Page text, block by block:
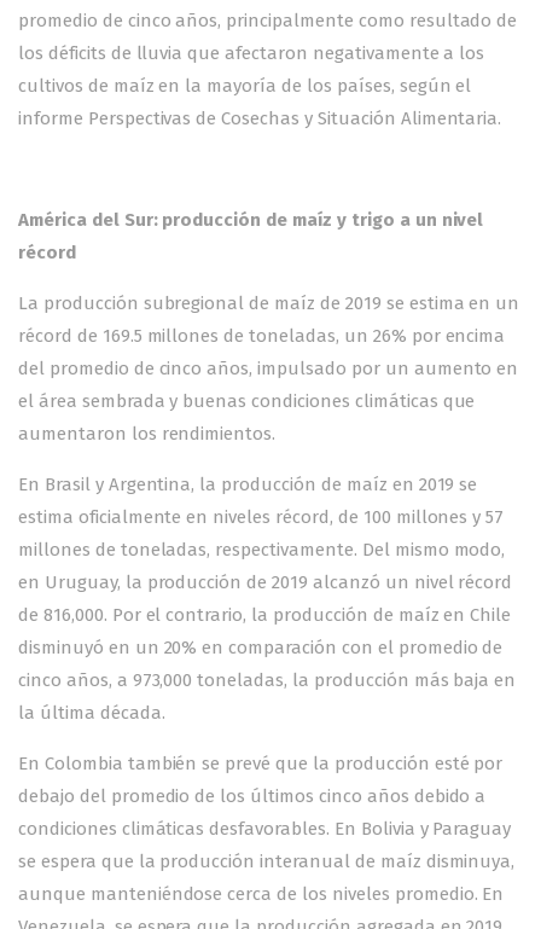
promedio de cinco años, principalmente como resultado de
los déficits de lluvia que afectaron negativamente a los
cultivos de maíz en la mayoría de los países, según el
informe Perspectivas de Cosechas y Situación Alimentaria.
América del Sur: producción de maíz y trigo a un nivel
récord
La producción subregional de maíz de 2019 se estima en un
récord de 169.5 millones de toneladas, un 26% por encima
del promedio de cinco años, impulsado por un aumento en
el área sembrada y buenas condiciones climáticas que
aumentaron los rendimientos.
En Brasil y Argentina, la producción de maíz en 2019 se
estima oficialmente en niveles récord, de 100 millones y 57
millones de toneladas, respectivamente. Del mismo modo,
en Uruguay, la producción de 2019 alcanzó un nivel récord
de 816,000. Por el contrario, la producción de maíz en Chile
disminuyó en un 20% en comparación con el promedio de
cinco años, a 973,000 toneladas, la producción más baja en
la última década.
En Colombia también se prevé que la producción esté por
debajo del promedio de los últimos cinco años debido a
condiciones climáticas desfavorables. En Bolivia y Paraguay
se espera que la producción interanual de maíz disminuya,
aunque manteniéndose cerca de los niveles promedio. En